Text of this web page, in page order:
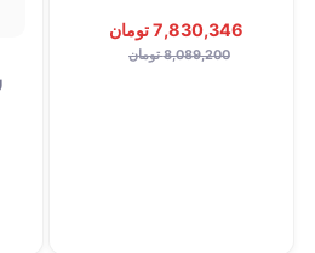
7,830,346 تومان
8,089,200 تومان